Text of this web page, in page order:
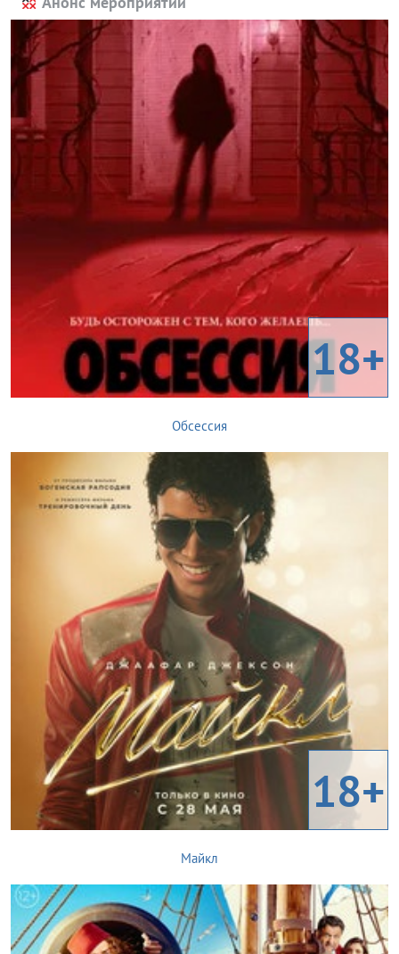
18+
Обсессия
18+
Майкл